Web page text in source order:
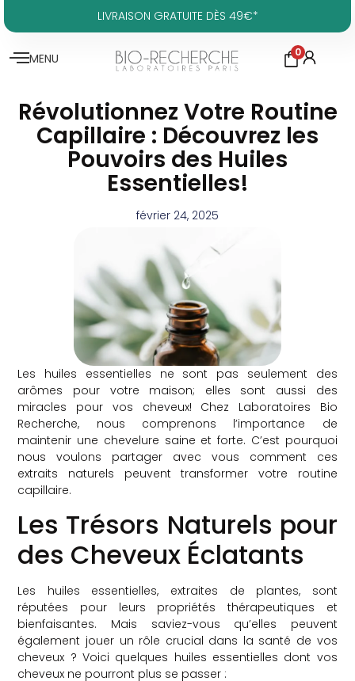
LIVRAISON GRATUITE DÈS 49€*
MENU 0
Révolutionnez Votre Routine
Capillaire : Découvrez les
Pouvoirs des Huiles
Essentielles!
février 24, 2025
Les huiles essentielles ne sont pas seulement des
arômes pour votre maison; elles sont aussi des
miracles pour vos cheveux! Chez Laboratoires Bio
Recherche, nous comprenons l’importance de
maintenir une chevelure saine et forte. C’est pourquoi
nous voulons partager avec vous comment ces
extraits naturels peuvent transformer votre routine
capillaire.
Les Trésors Naturels pour
des Cheveux Éclatants
Les huiles essentielles, extraites de plantes, sont
réputées pour leurs propriétés thérapeutiques et
bienfaisantes. Mais saviez-vous qu’elles peuvent
également jouer un rôle crucial dans la santé de vos
cheveux ? Voici quelques huiles essentielles dont vos
cheveux ne pourront plus se passer :